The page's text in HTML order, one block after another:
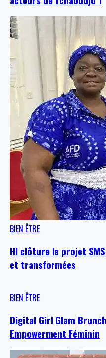
BIEN ÊTRE
HI clôture le projet
et transformées
BIEN ÊTRE
Digital Girl Glam
Empowerment Féminin